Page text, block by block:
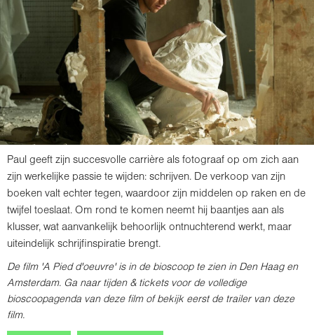
Paul geeft zijn succesvolle carrière als fotograaf op om zich aan
zijn werkelijke passie te wijden: schrijven. De verkoop van zijn
boeken valt echter tegen, waardoor zijn middelen op raken en de
twijfel toeslaat. Om rond te komen neemt hij baantjes aan als
klusser, wat aanvankelijk behoorlijk ontnuchterend werkt, maar
uiteindelijk schrijfinspiratie brengt.
De film 'A Pied d'oeuvre' is in de bioscoop te zien in Den Haag en
Amsterdam. Ga naar tijden & tickets voor de volledige
bioscoopagenda van deze film of bekijk eerst de trailer van deze
film.